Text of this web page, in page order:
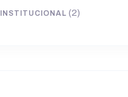
INSTITUCIONAL (2)